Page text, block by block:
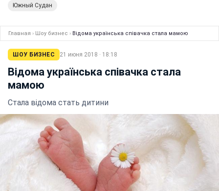
Южный Судан
Главная › Шоу бизнес › Відома українська співачка стала мамою
ШОУ БИЗНЕС 21 июня 2018 · 18:18
Відома українська співачка стала
мамою
Стала відома стать дитини